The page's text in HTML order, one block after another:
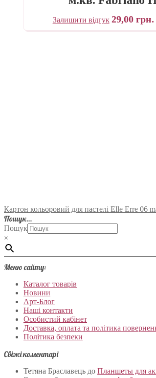
Залишити відгук 29,00 грн.
Картон кольоровий для пастелі Elle Erre 06
Пошук…
Пошук
×
Меню сайту:
Каталог товарів
Новини
Арт-Блог
Наші контакти
Особистий кабінет
Доставка, оплата та політика
Політика безпеки
Свіжі коментарі
Тетяна Браславець до Планшеты для